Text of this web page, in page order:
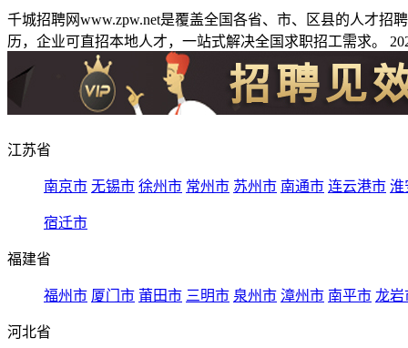
千城招聘网www.zpw.net是覆盖全国各省、市、区县的人才
历，企业可直招本地人才，一站式解决全国求职招工需求。
江苏省
南京市 无锡市 徐州市 常州市 苏州市 南通市 连云港市 淮
宿迁市
福建省
福州市 厦门市 莆田市 三明市 泉州市 漳州市 南平市 龙岩
河北省